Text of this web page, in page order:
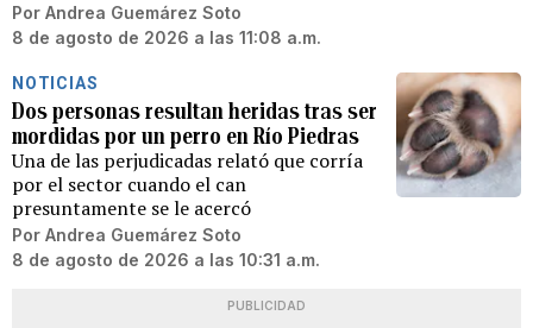
Por Andrea Guemárez Soto
8 de agosto de 2026 a las 11:08 a.m.
NOTICIAS
Dos personas resultan heridas tras ser
mordidas por un perro en Río Piedras
Una de las perjudicadas relató que corría
por el sector cuando el can
presuntamente se le acercó
Por Andrea Guemárez Soto
8 de agosto de 2026 a las 10:31 a.m.
PUBLICIDAD